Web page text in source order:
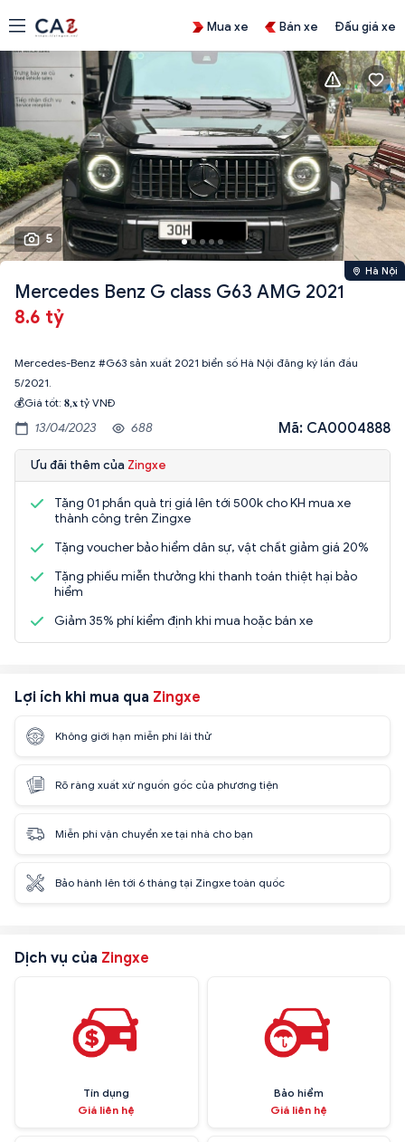
Mua xe Bán xe Đấu giá xe
5
Hà Nội
Mercedes Benz G class G63 AMG 2021
8.6 tỷ
Mercedes-Benz #G63 sản xuất 2021 biển số Hà Nội đăng ký lần đầu
5/2021.
13/04/2023 688 Mã: CA0004888
Ưu đãi thêm của Zingxe
Tặng 01 phần quà trị giá lên tới 500k cho KH mua xe
thành công trên Zingxe
Tặng voucher bảo hiểm dân sự, vật chất giảm giá 20%
Tặng phiếu miễn thưởng khi thanh toán thiệt hại bảo
hiểm
Giảm 35% phí kiểm định khi mua hoặc bán xe
Lợi ích khi mua qua Zingxe
Không giới hạn miễn phí lái thử
Rõ ràng xuất xứ nguồn gốc của phương tiện
Miễn phí vận chuyển xe tại nhà cho bạn
Bảo hành lên tới 6 tháng tại Zingxe toàn quốc
Dịch vụ của Zingxe
Tín dụng
Giá liên hệ
Bảo hiểm
Giá liên hệ